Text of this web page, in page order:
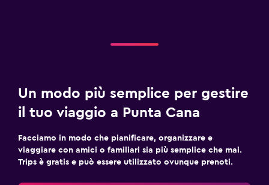
Un modo più semplice per gestire
il tuo viaggio a Punta Cana
Facciamo in modo che pianificare, organizzare e
viaggiare con amici o familiari sia più semplice che mai.
Trips è gratis e può essere utilizzato ovunque prenoti.